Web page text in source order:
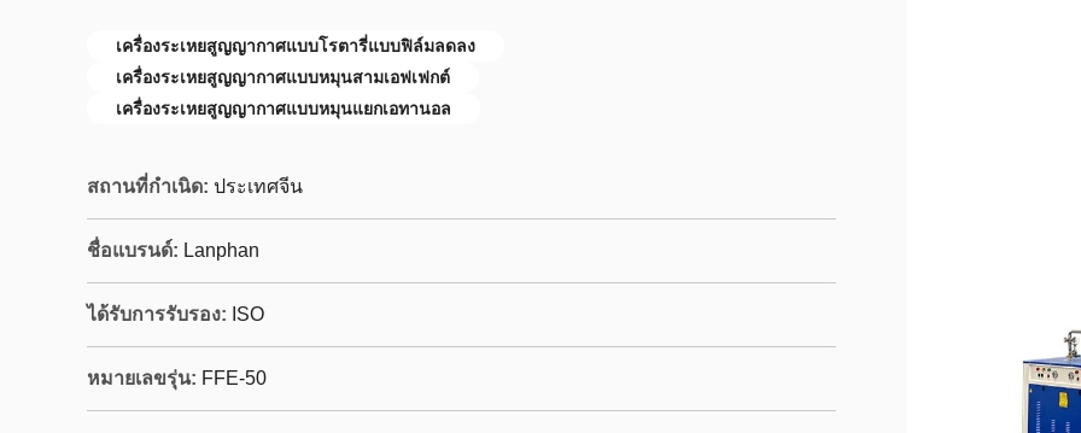
เครื่องระเหยสูญญากาศแบบโรตารี่แบบฟิล์มลดลง
เครื่องระเหยสูญญากาศแบบหมุนสามเอฟเฟกต์
เครื่องระเหยสูญญากาศแบบหมุนแยกเอทานอล
สถานที่กำเนิด: ประเทศจีน
ชื่อแบรนด์: Lanphan
ได้รับการรับรอง: ISO
หมายเลขรุ่น: FFE-50